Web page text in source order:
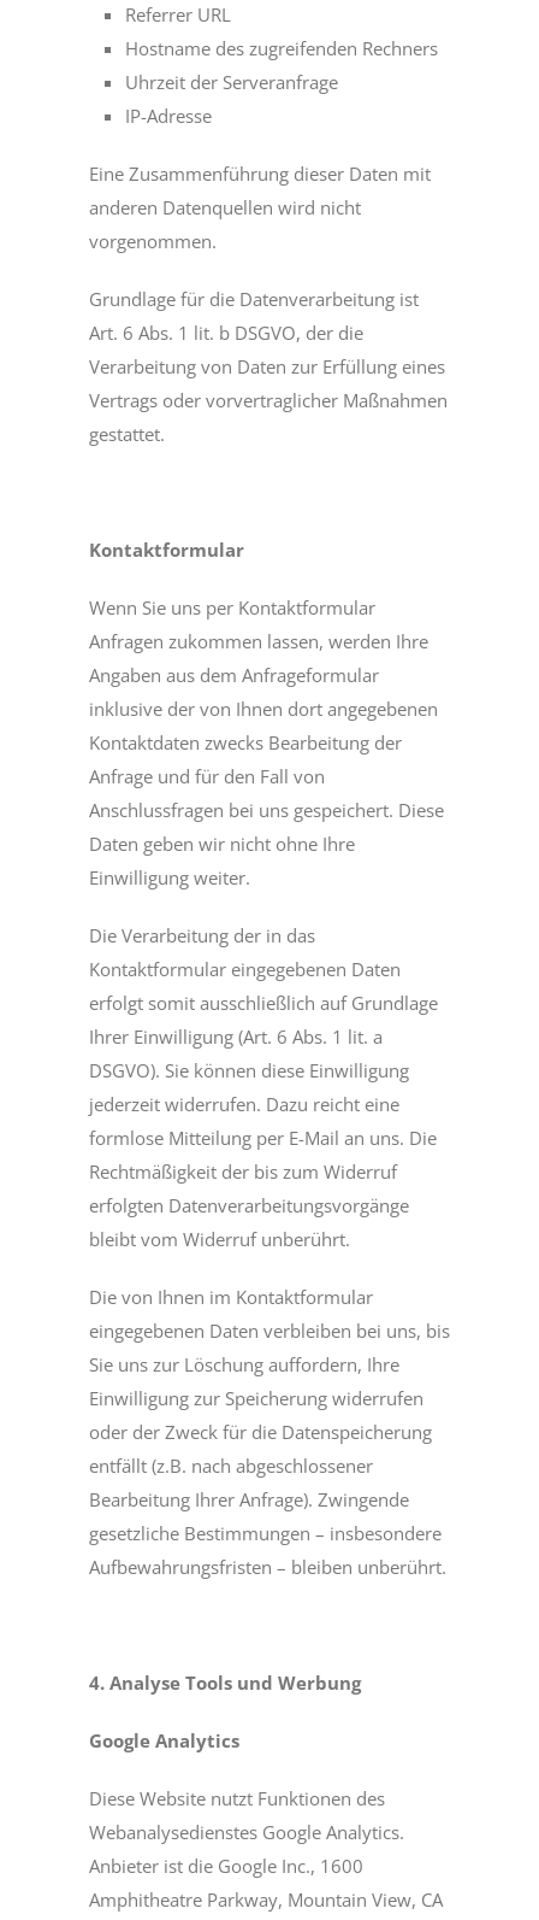
Referrer URL
Hostname des zugreifenden Rechners
Uhrzeit der Serveranfrage
IP-Adresse
Eine Zusammenführung dieser Daten mit
anderen Datenquellen wird nicht
vorgenommen.
Grundlage für die Datenverarbeitung ist
Art. 6 Abs. 1 lit. b DSGVO, der die
Verarbeitung von Daten zur Erfüllung eines
Vertrags oder vorvertraglicher Maßnahmen
gestattet.
Kontaktformular
Wenn Sie uns per Kontaktformular
Anfragen zukommen lassen, werden Ihre
Angaben aus dem Anfrageformular
inklusive der von Ihnen dort angegebenen
Kontaktdaten zwecks Bearbeitung der
Anfrage und für den Fall von
Anschlussfragen bei uns gespeichert. Diese
Daten geben wir nicht ohne Ihre
Einwilligung weiter.
Die Verarbeitung der in das
Kontaktformular eingegebenen Daten
erfolgt somit ausschließlich auf Grundlage
Ihrer Einwilligung (Art. 6 Abs. 1 lit. a
DSGVO). Sie können diese Einwilligung
jederzeit widerrufen. Dazu reicht eine
formlose Mitteilung per E-Mail an uns. Die
Rechtmäßigkeit der bis zum Widerruf
erfolgten Datenverarbeitungsvorgänge
bleibt vom Widerruf unberührt.
Die von Ihnen im Kontaktformular
eingegebenen Daten verbleiben bei uns, bis
Sie uns zur Löschung auffordern, Ihre
Einwilligung zur Speicherung widerrufen
oder der Zweck für die Datenspeicherung
entfällt (z.B. nach abgeschlossener
Bearbeitung Ihrer Anfrage). Zwingende
gesetzliche Bestimmungen – insbesondere
Aufbewahrungsfristen – bleiben unberührt.
4. Analyse Tools und Werbung
Google Analytics
Diese Website nutzt Funktionen des
Webanalysedienstes Google Analytics.
Anbieter ist die Google Inc., 1600
Amphitheatre Parkway, Mountain View, CA